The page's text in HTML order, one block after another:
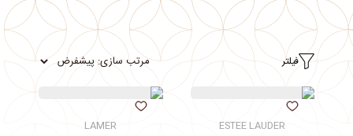
فیلتر
ESTEE LAUDER
LAMER